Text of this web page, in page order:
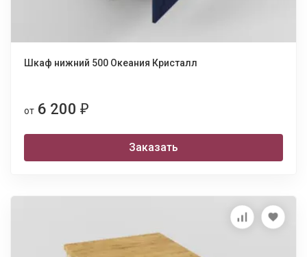
Шкаф нижний 500 Океания Кристалл
от 6 200 ₽
Заказать